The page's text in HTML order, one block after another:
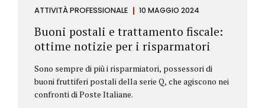
ATTIVITÀ PROFESSIONALE 10 MAGGIO 2024
Buoni postali e trattamento fiscale:
ottime notizie per i risparmatori
Sono sempre di più i risparmiatori, possessori di
buoni fruttiferi postali della serie Q, che agiscono nei
confronti di Poste Italiane.